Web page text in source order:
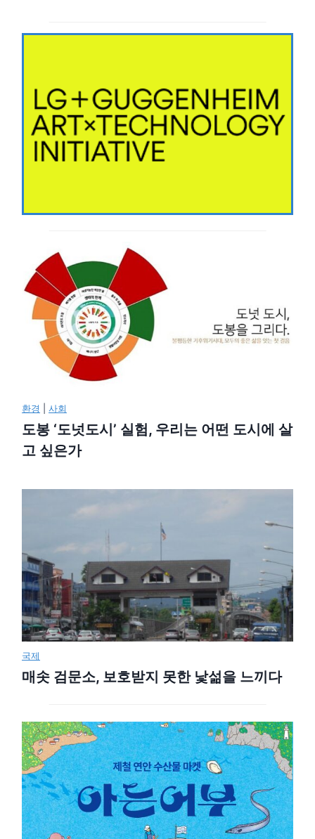
환경 |사회
도봉 ‘도넛도시’ 실험, 우리는 어떤 도시에 살
고 싶은가
국제
매솟 검문소, 보호받지 못한 낯섦을 느끼다